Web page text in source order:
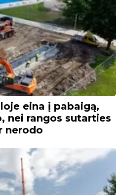
eina į pabaigą,
nei rangos sutarties
nerodo